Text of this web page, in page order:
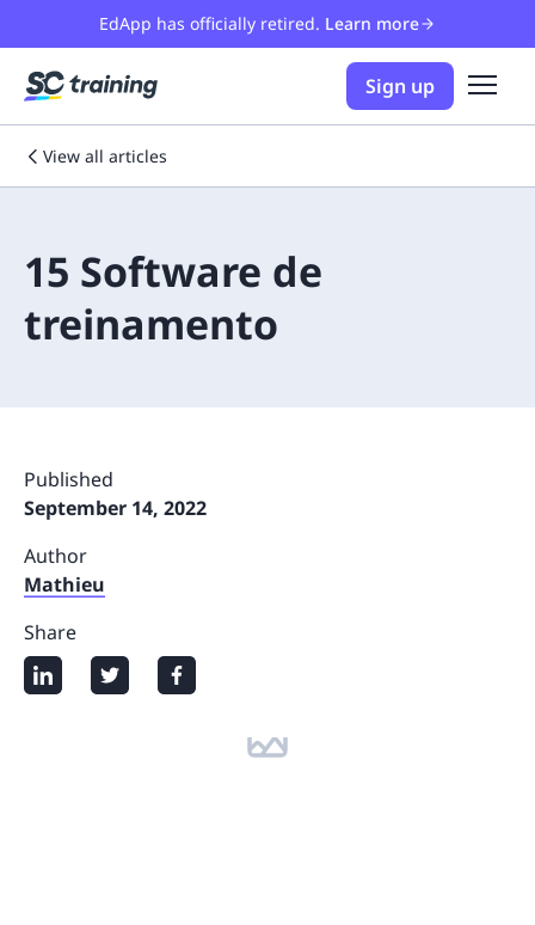
EdApp has officially retired. Learn more
Sign up
View all articles
15 Software de
treinamento
Published
September 14, 2022
Author
Mathieu
Share